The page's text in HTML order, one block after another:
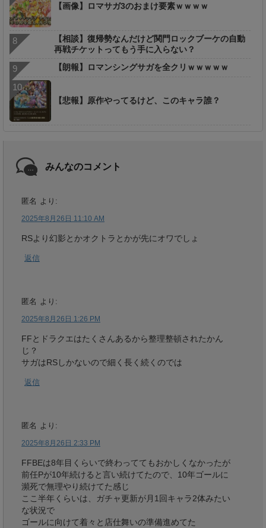
【画像】ロマサガ3のおまけ要素ｗｗｗｗ
【相談】復帰勢なんだけど関門ロックブーケの自動
再戦チケットってもう手に入らない？
【朗報】ロマンシングサガを全クリｗｗｗｗｗ
【悲報】原作やってるけど、このキャラ誰？
みんなのコメント
匿名 より:
2025年8月26日 11:10 AM
RSより幻影とかオクトラとかが先にオワでしょ
返信
匿名 より:
2025年8月26日 1:26 PM
FFとドラクエはたくさんあるから整理整頓されたかん
じ？
サガはRSしかないので細く長く続くのでは
返信
匿名 より:
2025年8月26日 2:33 PM
FFBEは8年目くらいで終わっててもおかしくなかったが
前任Pが10年続けると言い続けてたので、10年ゴールに
瀕死で無理やり続けてた感じ
ここ半年くらいは、ガチャ更新が月1回キャラ2体みたい
な状況で
ゴールに向けて着々と店仕舞いの準備進めてた